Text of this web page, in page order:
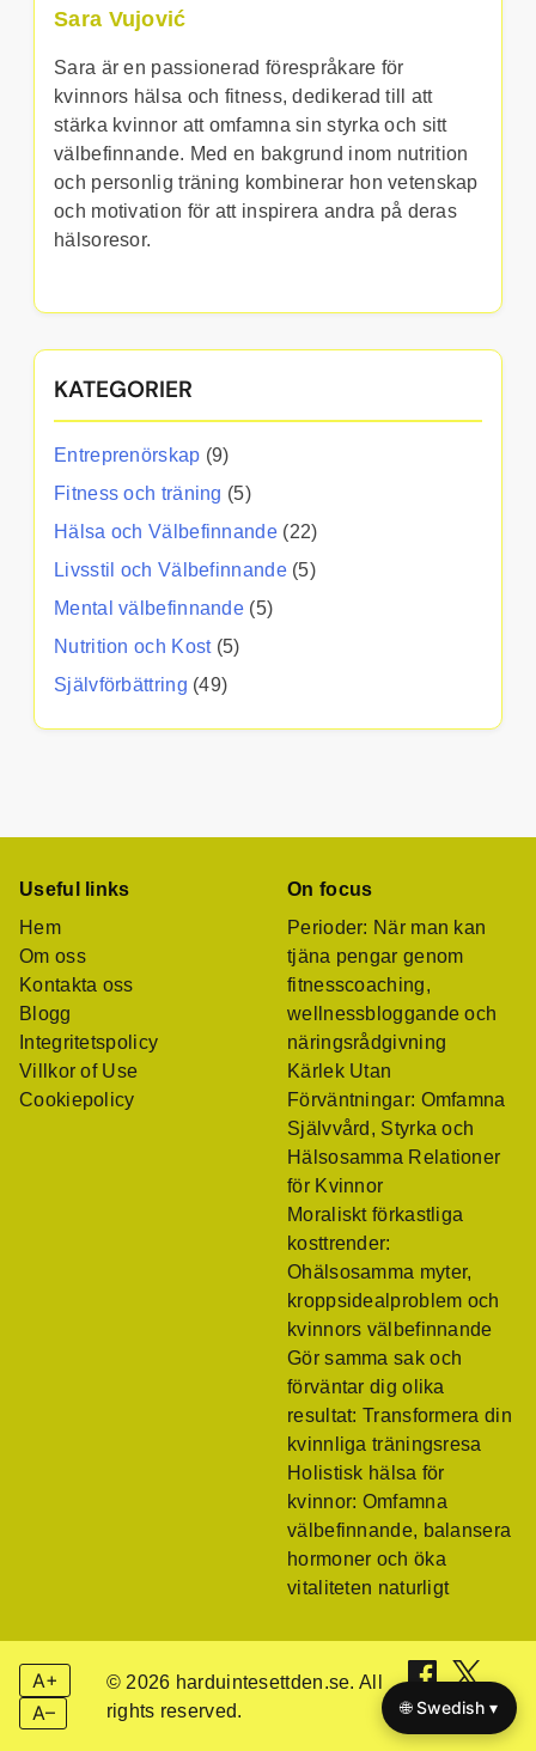
Sara Vujović
Sara är en passionerad förespråkare för
kvinnors hälsa och fitness, dedikerad till att
stärka kvinnor att omfamna sin styrka och sitt
välbefinnande. Med en bakgrund inom nutrition
och personlig träning kombinerar hon vetenskap
och motivation för att inspirera andra på deras
hälsoresor.
KATEGORIER
Entreprenörskap (9)
Fitness och träning (5)
Hälsa och Välbefinnande(22)
Livsstil och Välbefinnande(5)
Mental välbefinnande (5)
Nutrition och Kost(5)
Självförbättring (49)
Useful links
Hem
Om oss
Kontakta oss
Blogg
Integritetspolicy
Villkor of Use
Cookiepolicy
On focus
Perioder: När man kan
tjäna pengar genom
fitnesscoaching,
wellnessbloggande och
näringsrådgivning
Kärlek Utan
Förväntningar: Omfamna
Självvård, Styrka och
Hälsosamma Relationer
för Kvinnor
Moraliskt förkastliga
kosttrender:
Ohälsosamma myter,
kroppsidealproblem och
kvinnors välbefinnande
Gör samma sak och
förväntar dig olika
resultat: Transformera din
kvinnliga träningsresa
Holistisk hälsa för
kvinnor: Omfamna
välbefinnande, balansera
hormoner och öka
vitaliteten naturligt
A+
A–
© 2026 harduintesettden.se. All
rights reserved.
🌐 Swedish ▾